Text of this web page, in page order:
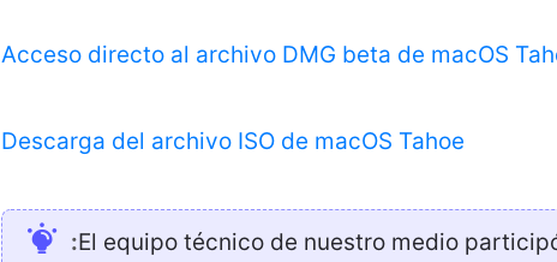
Acceso directo al archivo DMG beta de macOS
Descarga del archivo ISO de macOS Tahoe
:El equipo técnico de nuestro medio